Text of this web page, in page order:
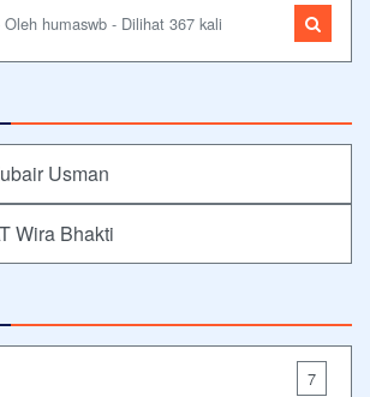
humaswb - Dilihat 367 kali
Usman
Wira Bhakti
7